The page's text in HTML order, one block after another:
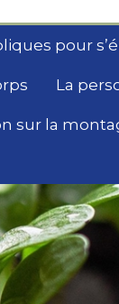
pour
La
sur la